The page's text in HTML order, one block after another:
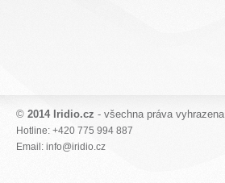
© 2014 Iridio.cz - všechna práva vyhrazena
Hotline: +420 775 994 887
Email: info@iridio.cz